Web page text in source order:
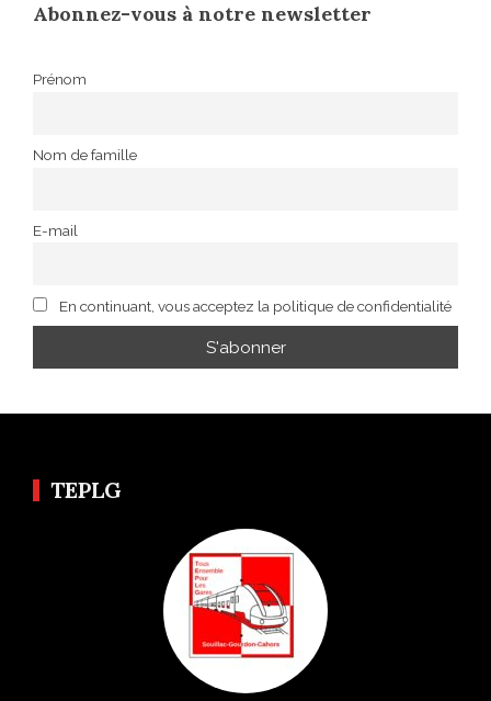
Abonnez-vous à notre newsletter
Prénom
Nom de famille
E-mail
En continuant, vous acceptez la politique de confidentialité
TEPLG